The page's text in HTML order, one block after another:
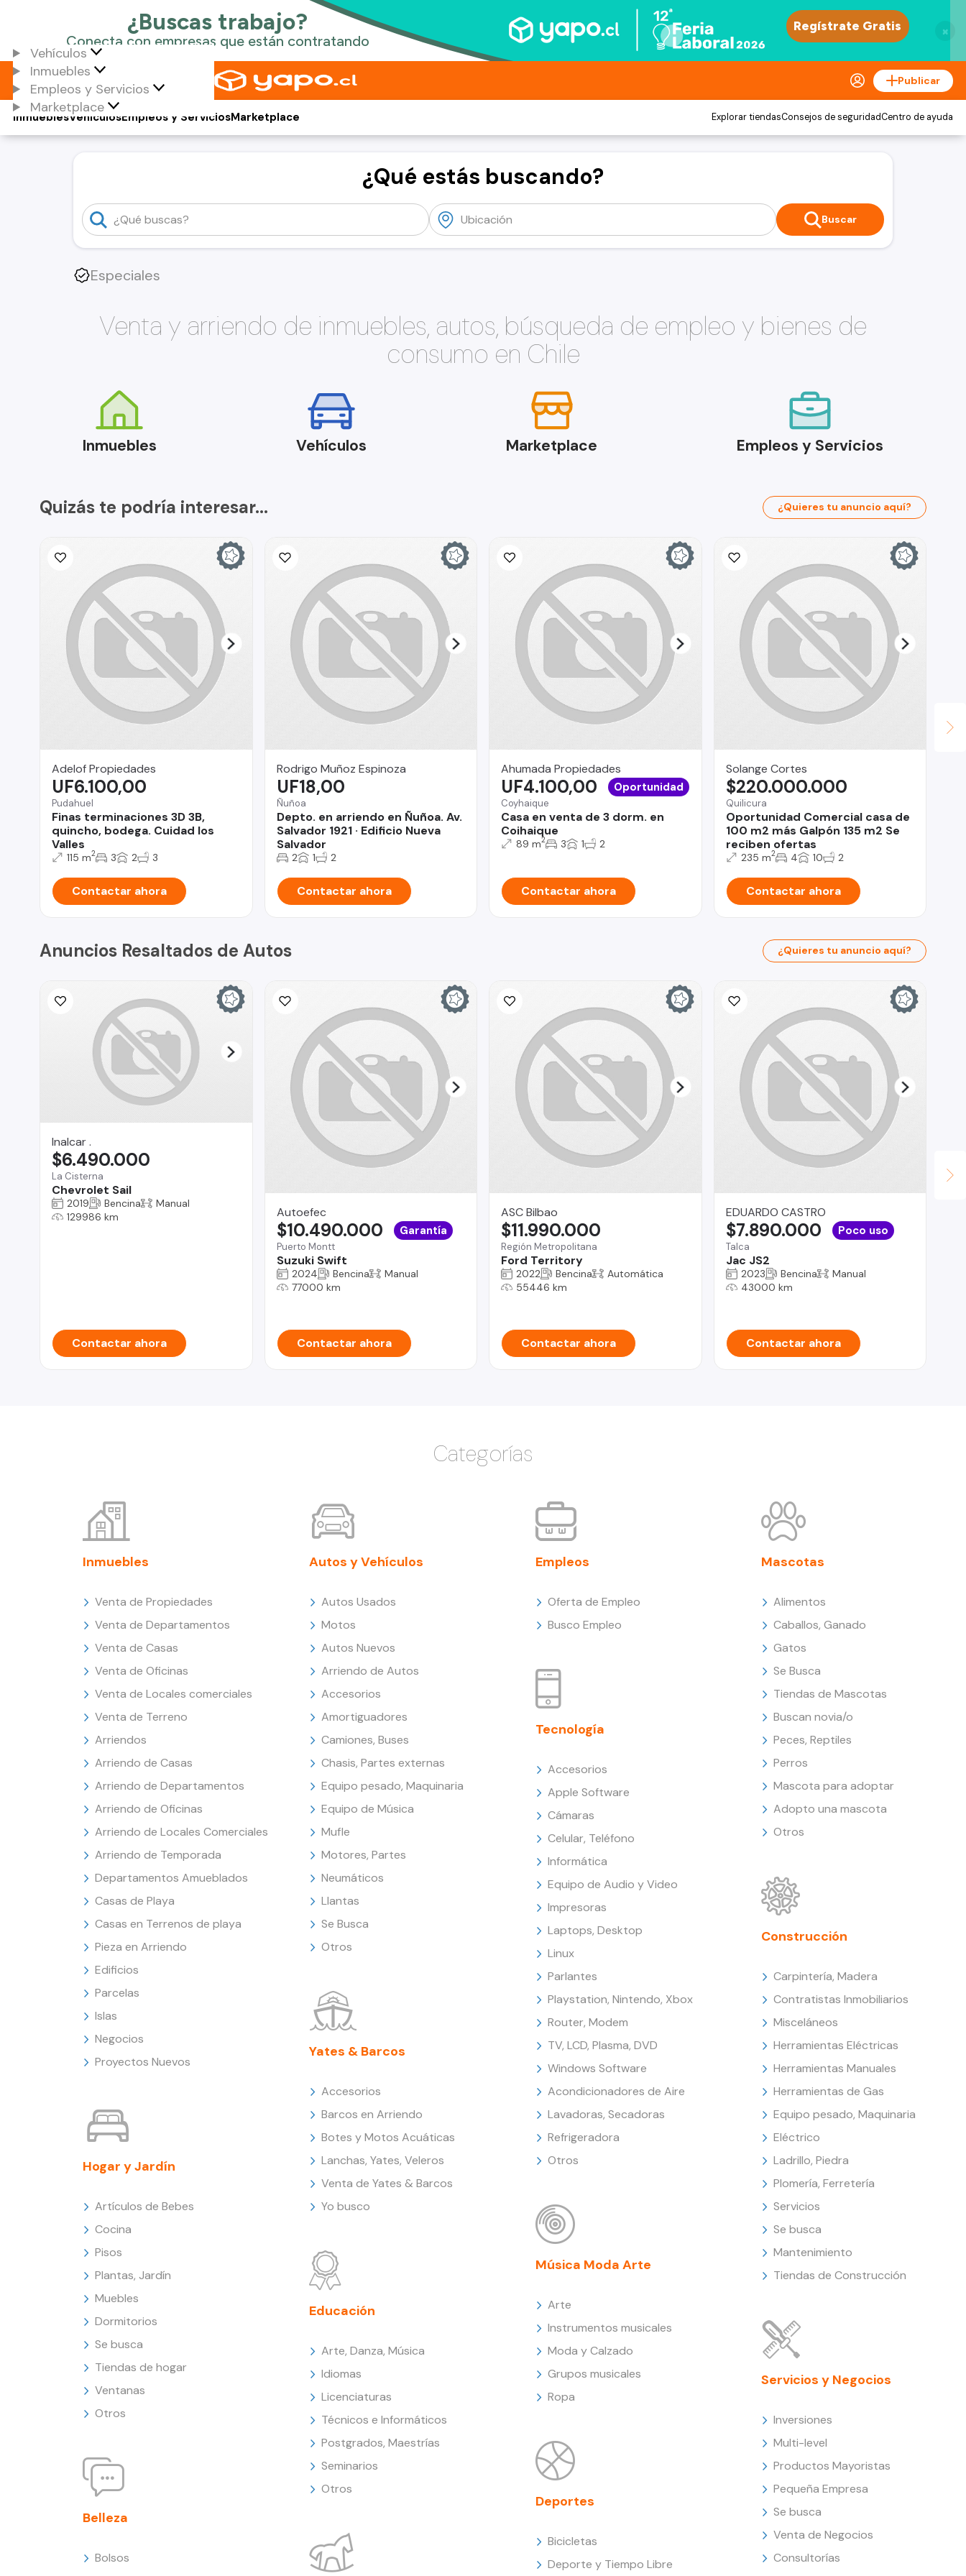
×
Vehículos
Inmuebles
Empleos y Servicios
Marketplace
Publicar
Vehículos
Inmuebles Empleos y ServiciosMarketplace Explorar tiendasConsejos de seguridadCentro de ayuda
¿Qué estás buscando?
Buscar
Especiales
Venta y arriendo de inmuebles, autos, búsqueda de empleo y bienes de
consumo en Chile
Inmuebles Vehículos Marketplace Empleos y Servicios
Quizás te podría interesar... ¿Quieres tu anuncio aquí?
Adelof Propiedades
Pudahuel
Finas terminaciones 3D 3B,
quincho, bodega. Cuidad los
Valles
UF6.100,00
115 m2 3 2 3
Contactar ahora
Rodrigo Muñoz Espinoza
Ñuñoa
Depto. en arriendo en Ñuñoa. Av.
Salvador 1921 · Edificio Nueva
Salvador
UF18,00
2 1 2
Contactar ahora
Ahumada Propiedades
Coyhaique
Casa en venta de 3 dorm. en
Coihaique
UF4.100,00 Oportunidad
89 m2 3 1 2
Contactar ahora
Solange Cortes
Quilicura
Oportunidad Comercial casa de
100 m2 más Galpón 135 m2 Se
reciben ofertas
$220.000.000
235 m2 4 10 2
Contactar ahora
Anuncios Resaltados de Autos ¿Quieres tu anuncio aquí?
Inalcar .
La Cisterna
Chevrolet Sail
$6.490.000
2019 Bencina
Manual
129986 km
Contactar ahora
Autoefec
Puerto Montt
Suzuki Swift
$10.490.000 Garantía
2024 Bencina
Manual
77000 km
Contactar ahora
ASC Bilbao
Región Metropolitana
Ford Territory
$11.990.000
2022 Bencina
Automática
55446 km
Contactar ahora
EDUARDO CASTRO
Talca
Jac JS2
$7.890.000 Poco uso
2023 Bencina
Manual
43000 km
Contactar ahora
Categorías
Inmuebles
Venta de Propiedades
Venta de Departamentos
Venta de Casas
Venta de Oficinas
Venta de Locales comerciales
Venta de Terreno
Arriendos
Arriendo de Casas
Arriendo de Departamentos
Arriendo de Oficinas
Arriendo de Locales Comerciales
Arriendo de Temporada
Departamentos Amueblados
Casas de Playa
Casas en Terrenos de playa
Pieza en Arriendo
Edificios
Parcelas
Islas
Negocios
Proyectos Nuevos
Hogar y Jardín
Artículos de Bebes
Cocina
Pisos
Plantas, Jardín
Muebles
Dormitorios
Se busca
Tiendas de hogar
Ventanas
Otros
Belleza
Bolsos
Autos y Vehículos
Autos Usados
Motos
Autos Nuevos
Arriendo de Autos
Accesorios
Amortiguadores
Camiones, Buses
Chasis, Partes externas
Equipo pesado, Maquinaria
Equipo de Música
Mufle
Motores, Partes
Neumáticos
Llantas
Se Busca
Otros
Yates & Barcos
Accesorios
Barcos en Arriendo
Botes y Motos Acuáticas
Lanchas, Yates, Veleros
Venta de Yates & Barcos
Yo busco
Educación
Arte, Danza, Música
Idiomas
Licenciaturas
Técnicos e Informáticos
Postgrados, Maestrías
Seminarios
Otros
Empleos
Oferta de Empleo
Busco Empleo
Tecnología
Accesorios
Apple Software
Cámaras
Celular, Teléfono
Informática
Equipo de Audio y Video
Impresoras
Laptops, Desktop
Linux
Parlantes
Playstation, Nintendo, Xbox
Router, Modem
TV, LCD, Plasma, DVD
Windows Software
Acondicionadores de Aire
Lavadoras, Secadoras
Refrigeradora
Otros
Música Moda Arte
Arte
Instrumentos musicales
Moda y Calzado
Grupos musicales
Ropa
Deportes
Bicicletas
Deporte y Tiempo Libre
Mascotas
Alimentos
Caballos, Ganado
Gatos
Se Busca
Tiendas de Mascotas
Buscan novia/o
Peces, Reptiles
Perros
Mascota para adoptar
Adopto una mascota
Otros
Construcción
Carpintería, Madera
Contratistas Inmobiliarios
Misceláneos
Herramientas Eléctricas
Herramientas Manuales
Herramientas de Gas
Equipo pesado, Maquinaria
Eléctrico
Ladrillo, Piedra
Plomería, Ferretería
Servicios
Se busca
Mantenimiento
Tiendas de Construcción
Servicios y Negocios
Inversiones
Multi-level
Productos Mayoristas
Pequeña Empresa
Se busca
Venta de Negocios
Consultorías